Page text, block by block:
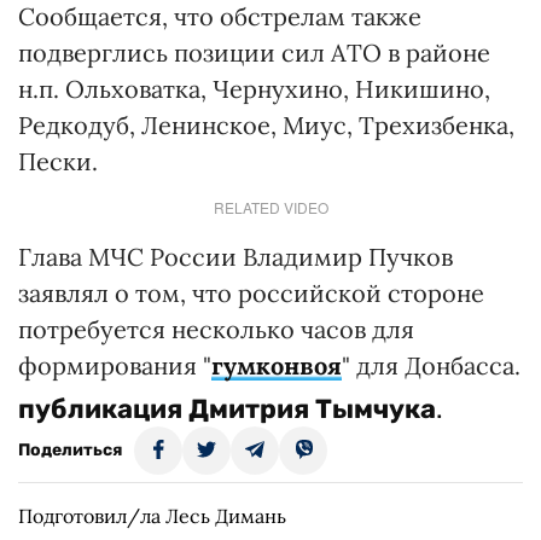
Сообщается, что обстрелам также
подверглись позиции сил АТО в районе
н.п. Ольховатка, Чернухино, Никишино,
Редкодуб, Ленинское, Миус, Трехизбенка,
Пески.
RELATED VIDEO
Глава МЧС России Владимир Пучков
заявлял о том, что российской стороне
потребуется несколько часов для
формирования "гумконвоя" для Донбасса.
публикация Дмитрия Тымчука.
Поделиться
Подготовил/ла Лесь Димань